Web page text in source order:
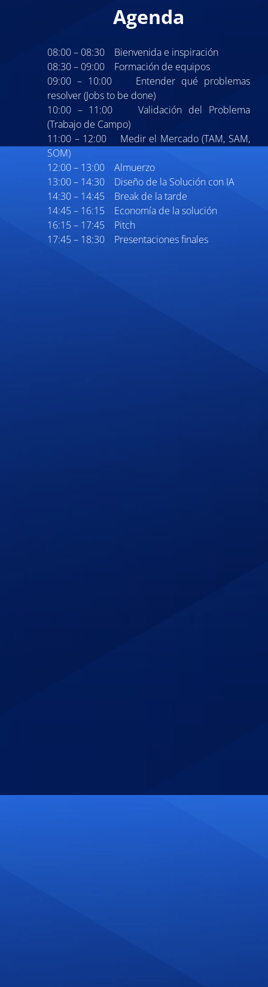
Agenda
08:00 – 08:30 Bienvenida e inspiración
08:30 – 09:00 Formación de equipos
09:00 – 10:00 Entender qué problemas
resolver (Jobs to be done)
10:00 – 11:00 Validación del Problema
(Trabajo de Campo)
11:00 – 12:00 Medir el Mercado (TAM, SAM,
SOM)
12:00 – 13:00 Almuerzo
13:00 – 14:30 Diseño de la Solución con IA
14:30 – 14:45 Break de la tarde
14:45 – 16:15 Economía de la solución
16:15 – 17:45 Pitch
17:45 – 18:30 Presentaciones finales